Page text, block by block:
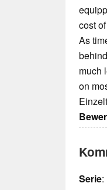
cost
As
much
on
Serie: